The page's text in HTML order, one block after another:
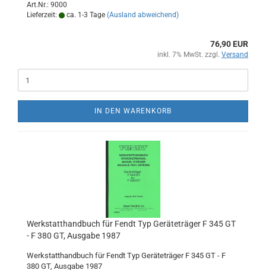
Art.Nr.: 9000
Lieferzeit:
ca. 1-3 Tage (Ausland abweichend)
76,90 EUR
inkl. 7% MwSt. zzgl. Versand
IN DEN WARENKORB
Werkstatthandbuch für Fendt Typ Geräteträger F 345 GT
- F 380 GT, Ausgabe 1987
Werkstatthandbuch für Fendt Typ Geräteträger F 345 GT - F
380 GT, Ausgabe 1987